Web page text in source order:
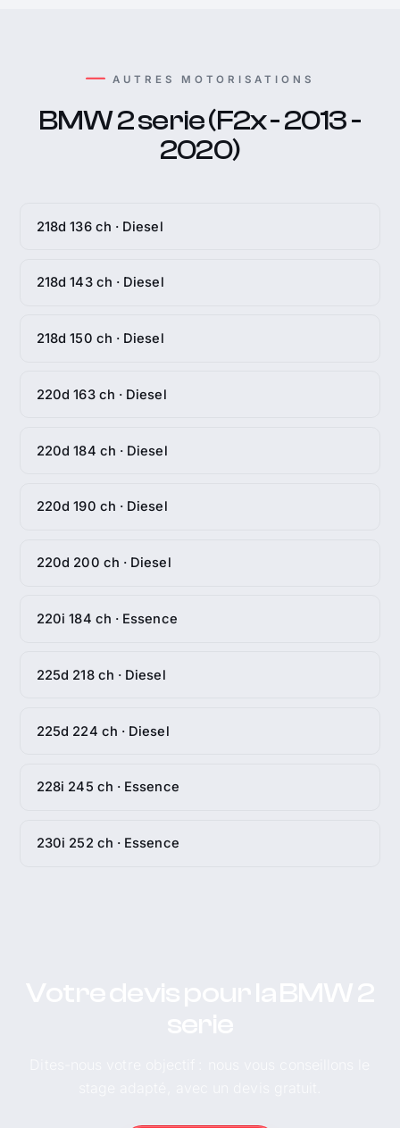
AUTRES MOTORISATIONS
BMW 2 serie (F2x - 2013 -
2020)
218d 136 ch · Diesel
218d 143 ch · Diesel
218d 150 ch · Diesel
220d 163 ch · Diesel
220d 184 ch · Diesel
220d 190 ch · Diesel
220d 200 ch · Diesel
220i 184 ch · Essence
225d 218 ch · Diesel
225d 224 ch · Diesel
228i 245 ch · Essence
230i 252 ch · Essence